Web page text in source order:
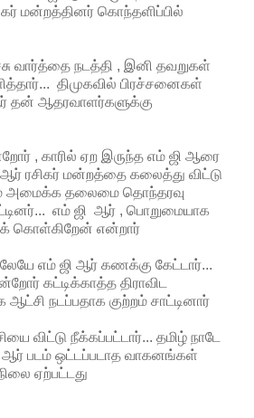
மன்றத்தினர் கொந்தளிப்பில்
வார்த்தை நடத்தி , இனி தவறுகள்
திமுகவில் பிரச்சனைகள்
தன் ஆதரவாளர்களுக்கு
, காரில் ஏற இருந்த எம் ஜி ஆரை
ஆர் ரசிகர் மன்றத்தை கலைத்து விட்டு
அமைக்க தலைமை தொந்தரவு
எம் ஜி ஆர் , பொறுமையாக
கொள்கிறேன் என்றார்
எம் ஜி ஆர் கணக்கு கேட்டார்...
கட்டிக்காத்த திராவிட
ஆட்சி நடப்பதாக குற்றம் சாட்டினார்
விட்டு நீக்கப்பட்டார்... தமிழ் நாடே
ஆர் படம் ஒட்டப்படாத வாகனங்கள்
ஏற்பட்டது